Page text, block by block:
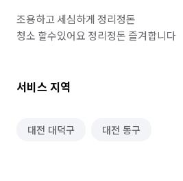
조용하고 세심하게 정리정돈
청소 할수있어요 정리정돈 즐겨합니다
서비스 지역
대전 대덕구 대전 동구